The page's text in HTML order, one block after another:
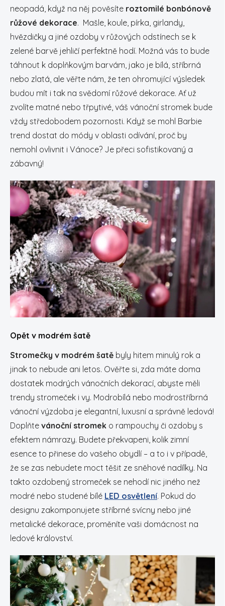
neopadá, když na něj pověsíte roztomilé bonbónově
růžové dekorace. Mašle, koule, pírka, girlandy,
hvězdičky a jiné ozdoby v růžových odstínech se k
zelené barvě jehličí perfektně hodí. Možná vás to bude
táhnout k doplňkovým barvám, jako je bílá, stříbrná
nebo zlatá, ale věřte nám, že ten ohromující výsledek
budou mít i tak na svědomí růžové dekorace. Ať už
zvolíte matné nebo třpytivé, váš vánoční stromek bude
vždy středobodem pozornosti. Když se mohl Barbie
trend dostat do módy v oblasti odívání, proč by
nemohl ovlivnit i Vánoce? Je přeci sofistikovaný a
zábavný!
Opět v modrém šatě
Stromečky v modrém šatě byly hitem minulý rok a
jinak to nebude ani letos. Ověřte si, zda máte doma
dostatek modrých vánočních dekorací, abyste měli
trendy stromeček i vy. Modrobílá nebo modrostříbrná
vánoční výzdoba je elegantní, luxusní a správně ledová!
Doplňte vánoční stromek o rampouchy či ozdoby s
efektem námrazy. Budete překvapeni, kolik zimní
esence to přinese do vašeho obydlí – a to i v případě,
že se zas nebudete moct těšit ze sněhové nadílky. Na
takto ozdobený stromeček se nehodí nic jiného než
modré nebo studené bílé LED osvětlení. Pokud do
designu zakomponujete stříbrné svícny nebo jiné
metalické dekorace, proměníte vaši domácnost na
ledové království.